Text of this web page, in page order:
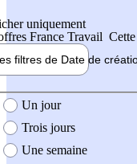
uniquement
France Travail
filtres de Date de
création de l'offre
Un jour
Trois jours
Une semaine